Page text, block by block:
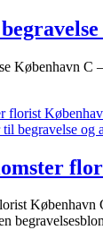
København C